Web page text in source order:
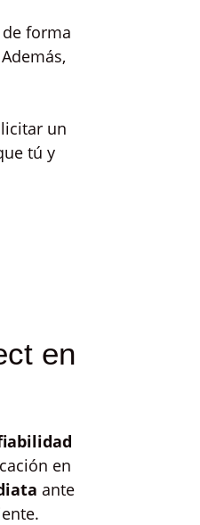
forma
un
tú y
en
en
ante